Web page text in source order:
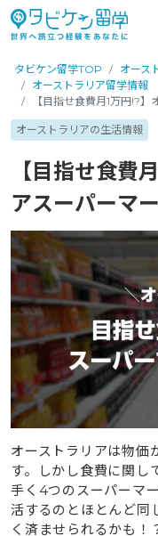
タビケン留学TOP
オース
オーストラリア留学情報
【目指せ食費月1万円!?
オーストラリアの生活情報
【目指せ食費
アスーパーマ
オーストラリアは物価
す。しかし食費に関し
手く4つのスーパーマ
活するのとほとんど同
く済ませられるかも！